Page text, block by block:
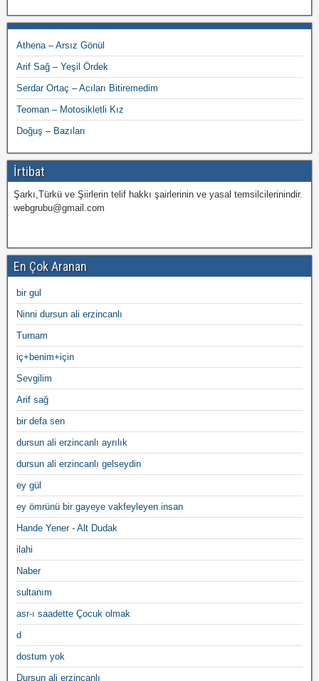
Athena – Arsız Gönül
Arif Sağ – Yeşil Ördek
Serdar Ortaç – Acıları Bitiremedim
Teoman – Motosikletli Kız
Doğuş – Bazıları
İrtibat
Şarkı,Türkü ve Şiirlerin telif hakkı şairlerinin ve yasal temsilcilerinindir.
webgrubu@gmail.com
En Çok Aranan
bir gul
Ninni dursun ali erzincanlı
Turnam
iç+benim+için
Sevgilim
Arif sağ
bir defa sen
dursun ali erzincanlı ayrılık
dursun ali erzincanlı gelseydin
ey gül
ey ömrünü bir gayeye vakfeyleyen insan
Hande Yener - Alt Dudak
ilahi
Naber
sultanım
asr-ı saadette Çocuk olmak
d
dostum yok
Dursun ali erzincanlı